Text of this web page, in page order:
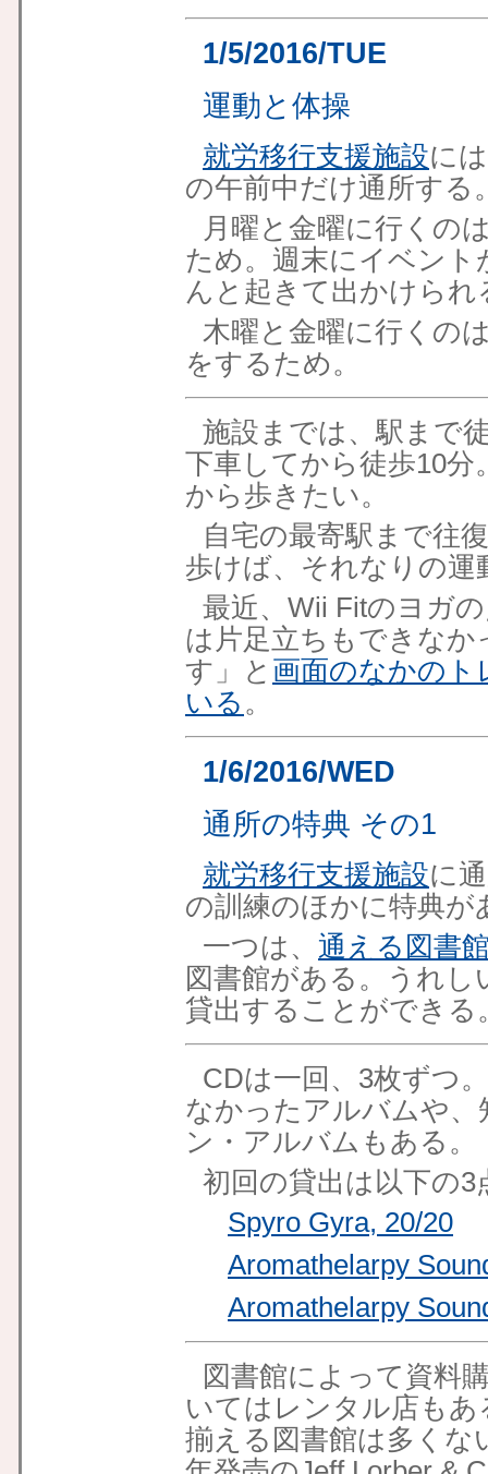
1/5/2016/TUE
運動と体操
就労移行支援施設に
の午前中だけ通所する
月曜と金曜に行くの
ため。週末にイベン
んと起きて出かけら
木曜と金曜に行くの
をするため。
施設までは、駅まで
下車してから徒歩10
から歩きたい。
自宅の最寄駅まで往
歩けば、それなりの運
最近、Wii Fitのヨガ
は片足立ちもできなか
す」と 画面のなかのト
いる 。
1/6/2016/WED
通所の特典 その1
就労移行支援施設に
の訓練のほかに特典が
一つは、 通える図書
図書館がある。うれ
貸出することができる
CDは一回、3枚ずつ
なかったアルバムや
ン・アルバムもある。
初回の貸出は以下の3
Spyro Gyra, 20/20
Aromathelarpy
Aromathelarpy
図書館によって資料
いてはレンタル店も
揃える図書館は多くな